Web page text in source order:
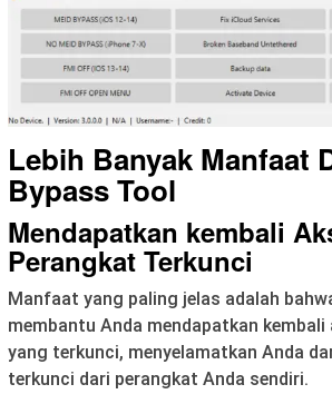
Lebih Banyak Manfaat
Bypass Tool
Mendapatkan kembali
Perangkat Terkunci
Manfaat yang paling jelas adalah
membantu Anda mendapatkan kembali
yang terkunci, menyelamatkan Anda
terkunci dari perangkat Anda sendiri.